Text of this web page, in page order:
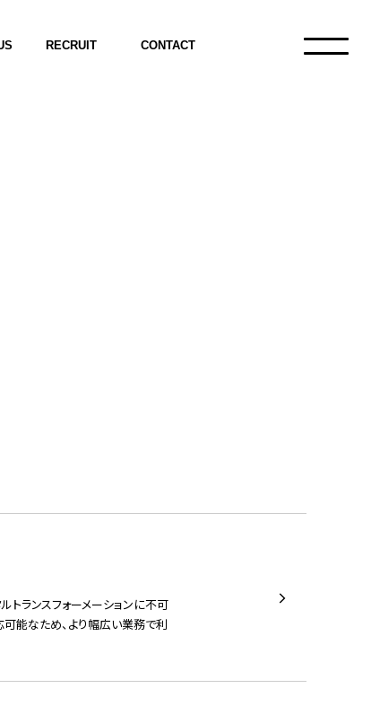
RECRUIT CONTACT
トランスフォーメーションに不可
能なため、より幅広い業務で利